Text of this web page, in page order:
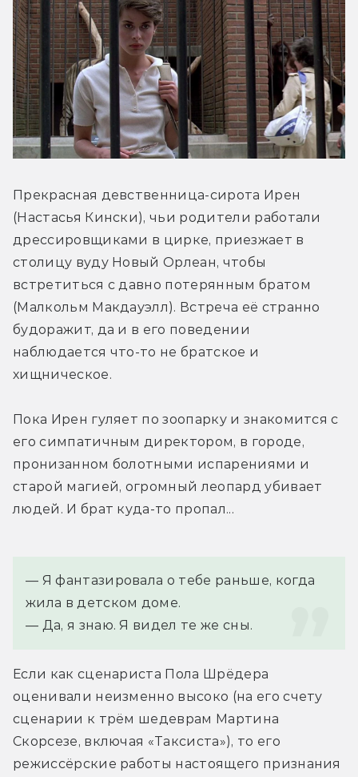
Прекрасная девственница-сирота Ирен
(Настасья Кински), чьи родители работали
дрессировщиками в цирке, приезжает в
столицу вуду Новый Орлеан, чтобы
встретиться с давно потерянным братом
(Малкольм Макдауэлл). Встреча её странно
будоражит, да и в его поведении
наблюдается что-то не братское и
хищническое.
Пока Ирен гуляет по зоопарку и знакомится с
его симпатичным директором, в городе,
пронизанном болотными испарениями и
старой магией, огромный леопард убивает
людей. И брат куда-то пропал...
— Я фантазировала о тебе раньше, когда
жила в детском доме.
— Да, я знаю. Я видел те же сны.
Если как сценариста Пола Шрёдера
оценивали неизменно высоко (на его счету
сценарии к трём шедеврам Мартина
Скорсезе, включая «Таксиста»), то его
режиссёрские работы настоящего признания